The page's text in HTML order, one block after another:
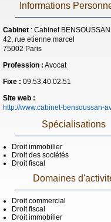
Informations
Cabinet : Cabinet BENSOUSSAN
42, rue etienne marcel
75002 Paris
Profession : Avocat
Fixe : 09.53.40.02.51
Site web :
http://www.cabinet-bensoussan-
Spécialisations
Droit immobilier
Droit des sociétés
Droit fiscal
Domaines
Droit commercial
Droit fiscal
Droit immobilier